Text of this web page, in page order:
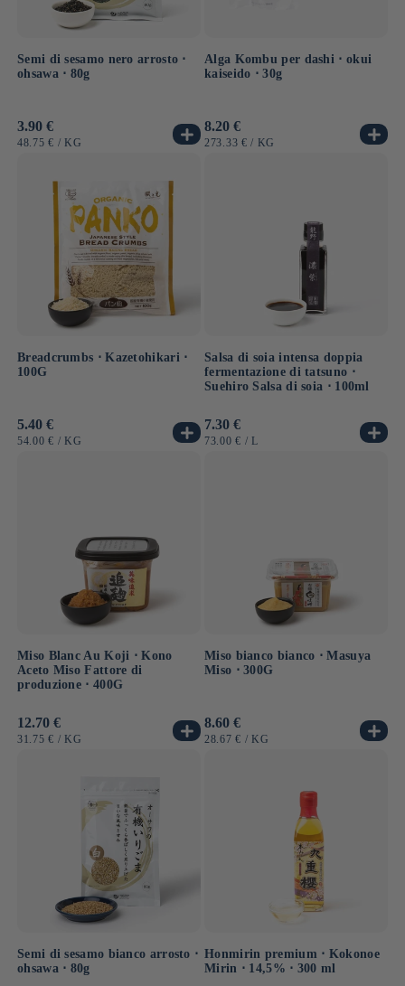
Semi di sesamo nero arrosto ⋅
ohsawa ⋅ 80g
Prezzo
di
3.90 €
PREZZO
48.75 € / PER
KG
Alga Kombu per dashi ⋅ okui
kaiseido ⋅ 30g
Prezzo
di
8.20 €
PREZZO
273.33 € / PER
KG
Breadcrumbs ⋅ Kazetohikari ⋅
100G
Prezzo
di
5.40 €
PREZZO
54.00 € / PER
KG
Salsa di soia intensa doppia
fermentazione di tatsuno ⋅
Suehiro Salsa di soia ⋅ 100ml
Prezzo
di
7.30 €
PREZZO
73.00 € / PER
L
Miso Blanc Au Koji ⋅ Kono
Aceto Miso Fattore di
produzione ⋅ 400G
Prezzo
di
12.70 €
PREZZO
31.75 € / PER
KG
Miso bianco bianco ⋅ Masuya
Miso ⋅ 300G
Prezzo
di
8.60 €
PREZZO
28.67 € / PER
KG
Semi di sesamo bianco arrosto ⋅
ohsawa ⋅ 80g
Honmirin premium ⋅ Kokonoe
Mirin ⋅ 14,5% ⋅ 300 ml